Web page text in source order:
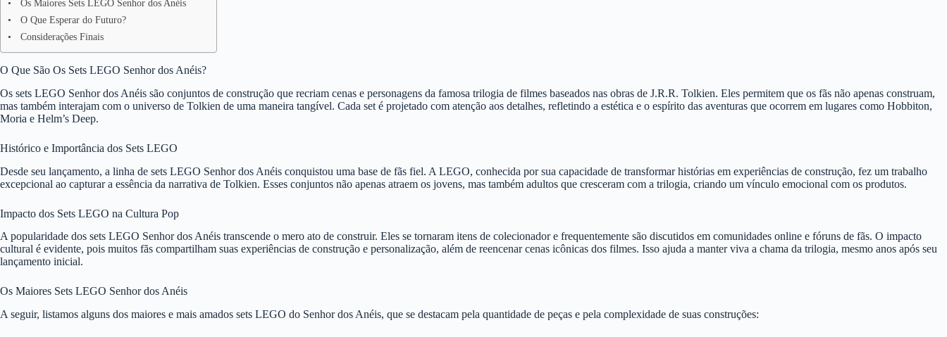
Os Maiores Sets LEGO Senhor dos Anéis
O Que Esperar do Futuro?
Considerações Finais
O Que São Os Sets LEGO Senhor dos Anéis?
Os sets LEGO Senhor dos Anéis são conjuntos de construção que recriam cenas e personagens da famosa trilogia de filmes baseados nas obras de J.R.R. Tolkien. Eles permitem que os fãs não apenas construam,
mas também interajam com o universo de Tolkien de uma maneira tangível. Cada set é projetado com atenção aos detalhes, refletindo a estética e o espírito das aventuras que ocorrem em lugares como Hobbiton,
Moria e Helm’s Deep.
Histórico e Importância dos Sets LEGO
Desde seu lançamento, a linha de sets LEGO Senhor dos Anéis conquistou uma base de fãs fiel. A LEGO, conhecida por sua capacidade de transformar histórias em experiências de construção, fez um trabalho
excepcional ao capturar a essência da narrativa de Tolkien. Esses conjuntos não apenas atraem os jovens, mas também adultos que cresceram com a trilogia, criando um vínculo emocional com os produtos.
Impacto dos Sets LEGO na Cultura Pop
A popularidade dos sets LEGO Senhor dos Anéis transcende o mero ato de construir. Eles se tornaram itens de colecionador e frequentemente são discutidos em comunidades online e fóruns de fãs. O impacto
cultural é evidente, pois muitos fãs compartilham suas experiências de construção e personalização, além de reencenar cenas icônicas dos filmes. Isso ajuda a manter viva a chama da trilogia, mesmo anos após seu
lançamento inicial.
Os Maiores Sets LEGO Senhor dos Anéis
A seguir, listamos alguns dos maiores e mais amados sets LEGO do Senhor dos Anéis, que se destacam pela quantidade de peças e pela complexidade de suas construções: